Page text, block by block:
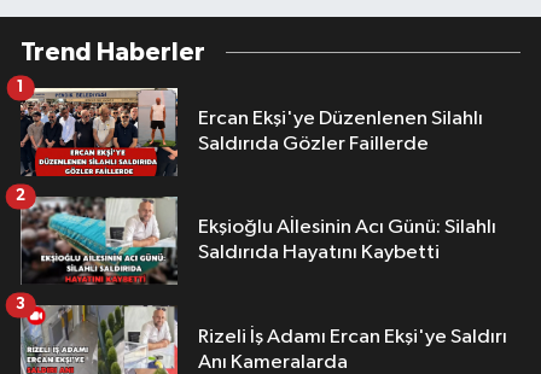
Trend Haberler
Ercan Ekşi'ye Düzenlenen Silahlı
Saldırıda Gözler Faillerde
1
Ekşioğlu Aİlesinin Acı Günü: Silahlı
Saldırıda Hayatını Kaybetti
2
Rizeli İş Adamı Ercan Ekşi'ye Saldırı
Anı Kameralarda
3